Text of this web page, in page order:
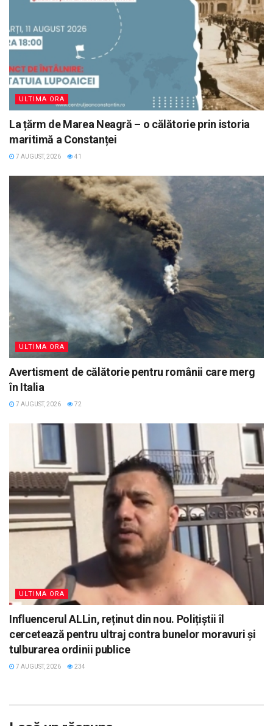
ULTIMA ORA
La țărm de Marea Neagră – o călătorie prin istoria
maritimă a Constanței
7 AUGUST, 2026 41
ULTIMA ORA
Avertisment de călătorie pentru românii care merg
în Italia
7 AUGUST, 2026 72
ULTIMA ORA
Influencerul ALLin, reținut din nou. Polițiștii îl
cercetează pentru ultraj contra bunelor moravuri și
tulburarea ordinii publice
7 AUGUST, 2026 234